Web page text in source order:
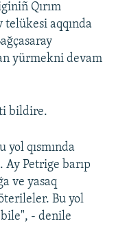
Qırım
telükesi aqqında
yürmekni devam
bildire.
qısmında
Ay Petrige barıp
ve yasaq
Bu yol
bile", - denile